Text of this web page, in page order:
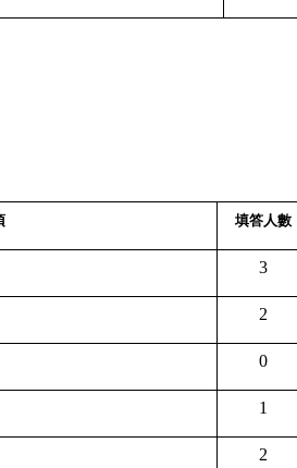
填答人數
3
2
0
1
2